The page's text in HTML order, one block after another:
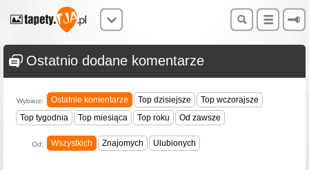
Ostatnio dodane komentarze
Wybierz: Ostatnie komentarze Top dzisiejsze
Top wczorajsze
Top tygodnia
Top miesiąca Top roku Od zawsze
Od: Wszystkich Znajomych Ulubionych